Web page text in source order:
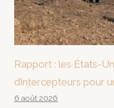
Rapport : les États-
d’intercepteurs pour
6 août 2026